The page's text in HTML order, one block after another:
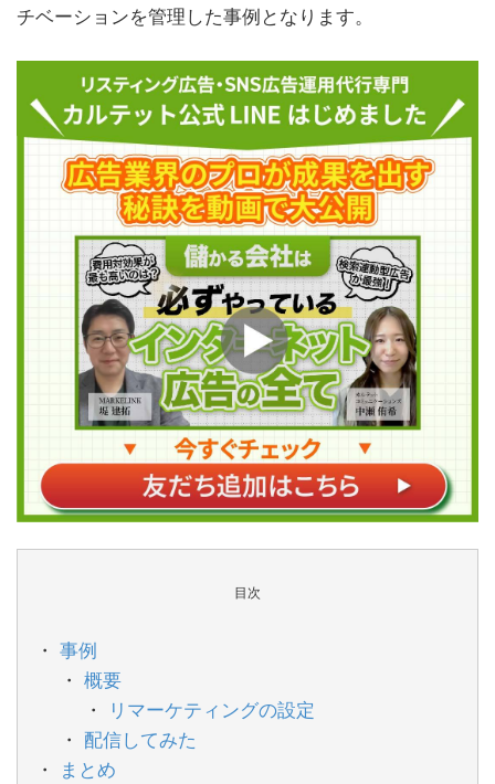
チベーションを管理した事例となります。
目次
事例
概要
リマーケティングの設定
配信してみた
まとめ